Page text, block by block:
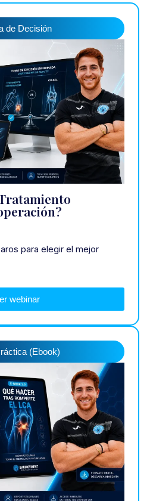
de Decisión
para elegir el mejor
webinar
(Ebook)